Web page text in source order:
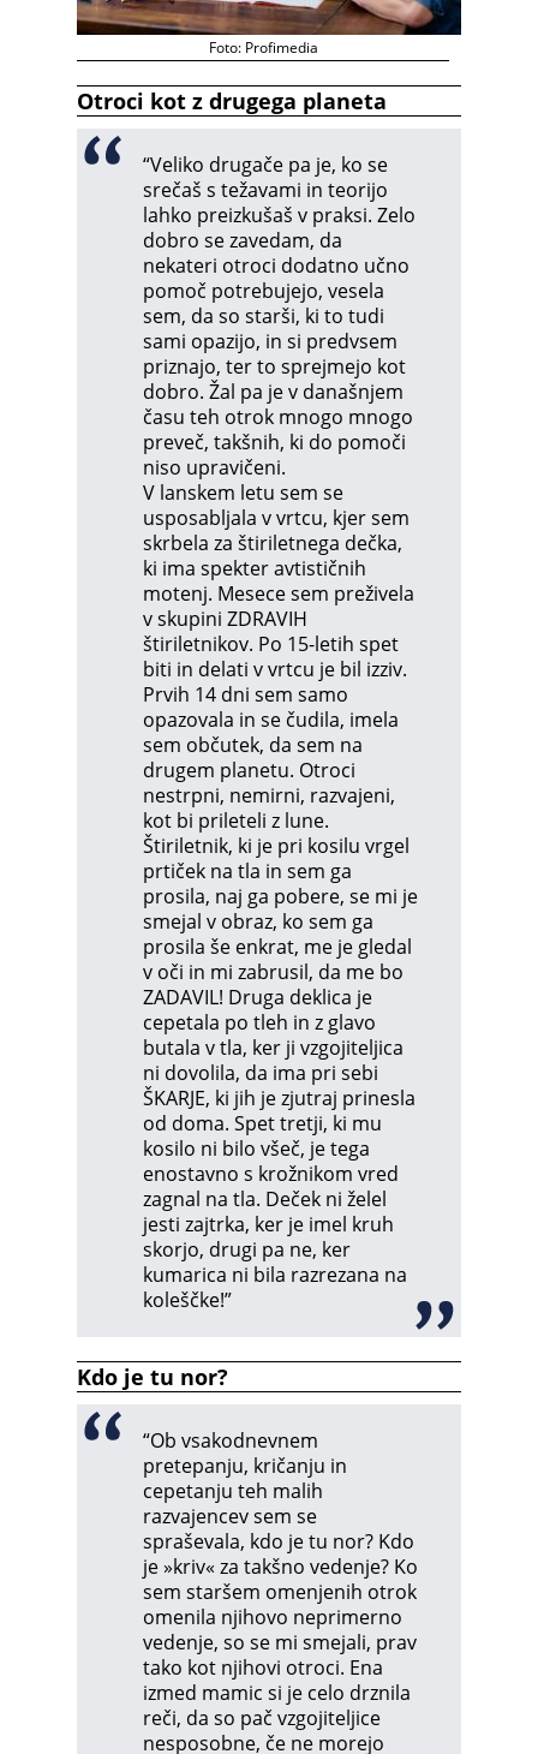
Foto: Profimedia
Otroci kot z drugega planeta
“Veliko drugače pa je, ko se
srečaš s težavami in teorijo
lahko preizkušaš v praksi. Zelo
dobro se zavedam, da
nekateri otroci dodatno učno
pomoč potrebujejo, vesela
sem, da so starši, ki to tudi
sami opazijo, in si predvsem
priznajo, ter to sprejmejo kot
dobro. Žal pa je v današnjem
času teh otrok mnogo mnogo
preveč, takšnih, ki do pomoči
niso upravičeni.
V lanskem letu sem se
usposabljala v vrtcu, kjer sem
skrbela za štiriletnega dečka,
ki ima spekter avtističnih
motenj. Mesece sem preživela
v skupini ZDRAVIH
štiriletnikov. Po 15-letih spet
biti in delati v vrtcu je bil izziv.
Prvih 14 dni sem samo
opazovala in se čudila, imela
sem občutek, da sem na
drugem planetu. Otroci
nestrpni, nemirni, razvajeni,
kot bi prileteli z lune.
Štiriletnik, ki je pri kosilu vrgel
prtiček na tla in sem ga
prosila, naj ga pobere, se mi je
smejal v obraz, ko sem ga
prosila še enkrat, me je gledal
v oči in mi zabrusil, da me bo
ZADAVIL! Druga deklica je
cepetala po tleh in z glavo
butala v tla, ker ji vzgojiteljica
ni dovolila, da ima pri sebi
ŠKARJE, ki jih je zjutraj prinesla
od doma. Spet tretji, ki mu
kosilo ni bilo všeč, je tega
enostavno s krožnikom vred
zagnal na tla. Deček ni želel
jesti zajtrka, ker je imel kruh
skorjo, drugi pa ne, ker
kumarica ni bila razrezana na
koleščke!”
Kdo je tu nor?
“Ob vsakodnevnem
pretepanju, kričanju in
cepetanju teh malih
razvajencev sem se
spraševala, kdo je tu nor? Kdo
je »kriv« za takšno vedenje? Ko
sem staršem omenjenih otrok
omenila njihovo neprimerno
vedenje, so se mi smejali, prav
tako kot njihovi otroci. Ena
izmed mamic si je celo drznila
reči, da so pač vzgojiteljice
nesposobne, če ne morejo